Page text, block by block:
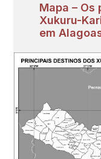
Mapa –
Xukuru-
em